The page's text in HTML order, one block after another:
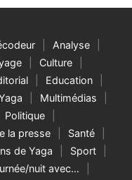
Analyse
Culture
Education
Multimédias
Politique
la presse
Santé
de Yaga
Sport
nuit avec…